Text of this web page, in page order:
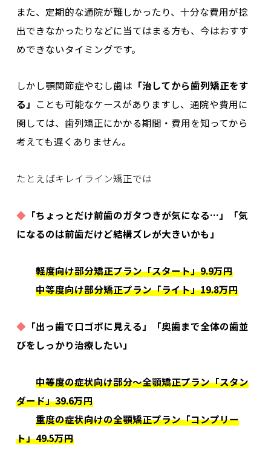
また、定期的な通院が難しかったり、十分な費用が捻
出できなかったりなどに当てはまる方も、今はおすす
めできないタイミングです。
しかし顎関節症やむし歯は 「治してから歯列矯正をす
る」 ことも可能なケースがありますし、通院や費用に
関しては、歯列矯正にかかる期間・費用を知ってから
考えても遅くありません。
たとえばキレイライン矯正では
◆ 「ちょっとだけ前歯のガタつきが気になる…」「気
になるのは前歯だけど結構ズレが大きいかも」
軽度向け部分矯正プラン「スタート」9.9万円
中等度向け部分矯正プラン「ライト」19.8万円
◆ 「出っ歯で口ゴボに見える」「奥歯まで全体の歯並
びをしっかり治療したい」
中等度の症状向け部分〜全顎矯正プラン「スタン
ダード」39.6万円
重度の症状向けの全顎矯正プラン「コンプリー
ト」49.5万円